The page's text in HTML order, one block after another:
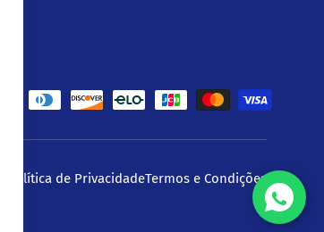
Política de PrivacidadeTermos e Condições